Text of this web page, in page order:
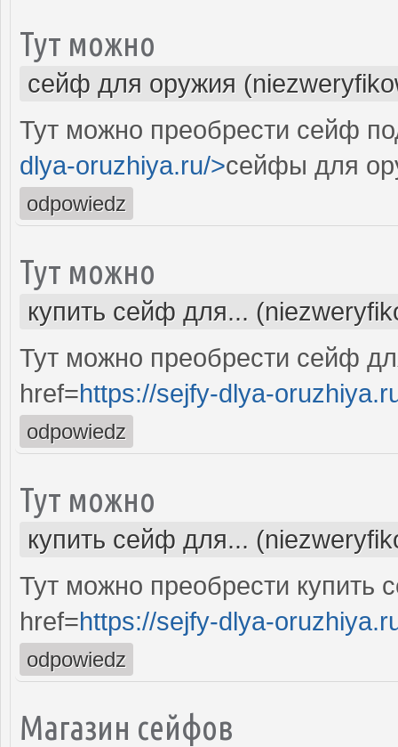
Тут можно
сейф для оружия
Тут можно преобрести сейф
dlya-oruzhiya.ru/>сейфы для
odpowiedz
Тут можно
купить сейф для...
Тут можно преобрести сейф
href=https://sejfy-dlya-
odpowiedz
Тут можно
купить сейф для...
Тут можно преобрести купить
href=https://sejfy-dlya-
odpowiedz
Магазин сейфов